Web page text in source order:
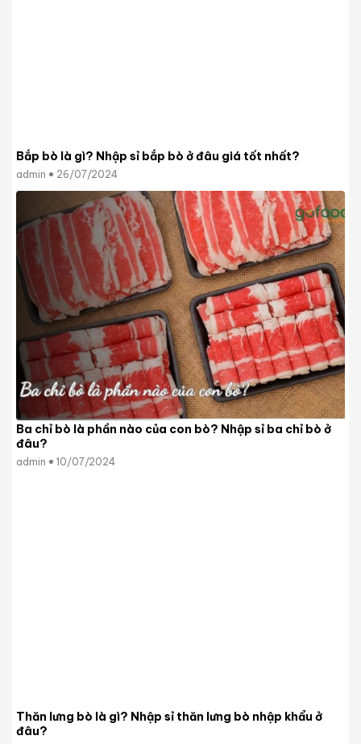
Bắp bò là gì? Nhập sỉ bắp bò ở đâu giá tốt nhất?
admin 26/07/2024
Ba chỉ bò là phần nào của con bò? Nhập sỉ ba chỉ bò ở
đâu?
admin 10/07/2024
Thăn lưng bò là gì? Nhập sỉ thăn lưng bò nhập khẩu ở
đâu?